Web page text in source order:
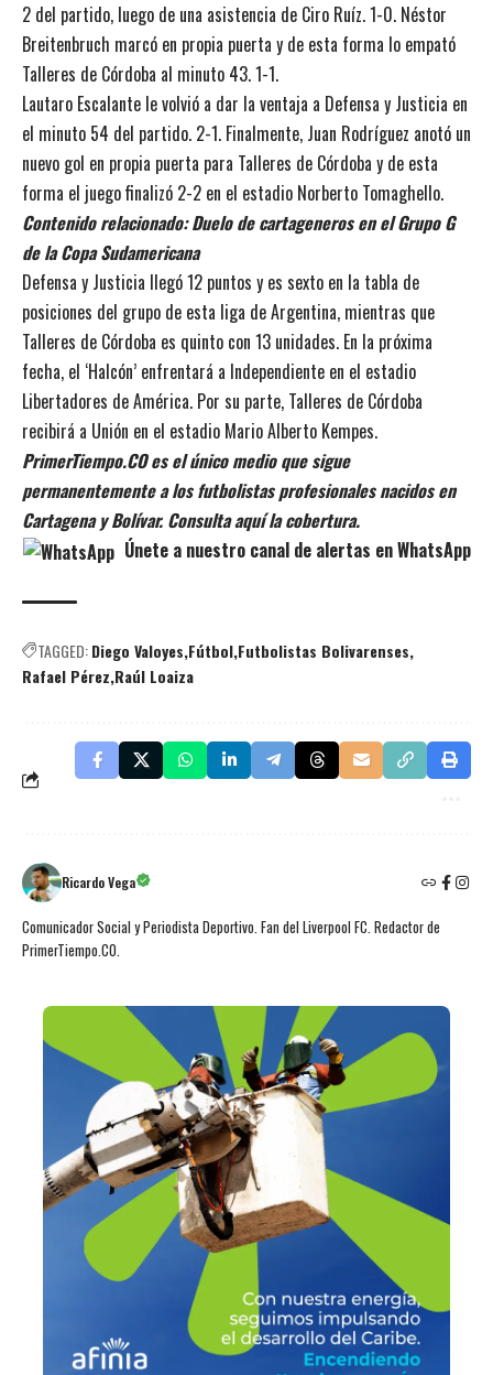
2 del partido, luego de una asistencia de Ciro Ruíz. 1-0. Néstor
Breitenbruch marcó en propia puerta y de esta forma lo empató
Talleres de Córdoba al minuto 43. 1-1.
Lautaro Escalante le volvió a dar la ventaja a Defensa y Justicia en
el minuto 54 del partido. 2-1. Finalmente, Juan Rodríguez anotó un
nuevo gol en propia puerta para Talleres de Córdoba y de esta
forma el juego finalizó 2-2 en el estadio Norberto Tomaghello.
Contenido relacionado:Duelo de cartageneros en el Grupo G
de la Copa Sudamericana
Defensa y Justicia llegó 12 puntos y es sexto en la tabla de
posiciones del grupo de esta liga de Argentina, mientras que
Talleres de Córdoba es quinto con 13 unidades. En la próxima
fecha, el ‘Halcón’ enfrentará a Independiente en el estadio
Libertadores de América. Por su parte, Talleres de Córdoba
recibirá a Unión en el estadio Mario Alberto Kempes.
PrimerTiempo.CO es el único medio que sigue
permanentemente a los futbolistas profesionales nacidos en
Cartagena y Bolívar. Consulta aquí la cobertura.
Únete a nuestro canal de alertas en WhatsApp
TAGGED:Diego Valoyes Fútbol Futbolistas Bolivarenses
Rafael Pérez Raúl Loaiza
Ricardo Vega
Comunicador Social y Periodista Deportivo. Fan del Liverpool FC. Redactor de
PrimerTiempo.CO.